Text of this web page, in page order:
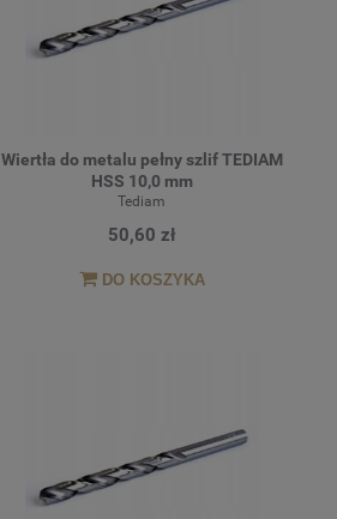
Wiertła do metalu pełny szlif TEDIAM
HSS 10,0 mm
Tediam
50,60 zł
DO KOSZYKA